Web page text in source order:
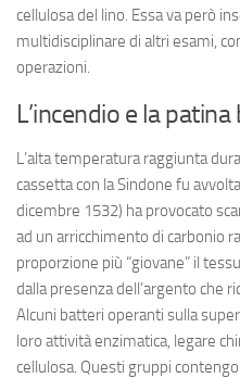
cellulosa del lino. Essa va però
multidisciplinare di altri esami,
operazioni.
L’incendio e la
L’alta temperatura raggiunta
cassetta con la Sindone fu
dicembre 1532) ha provocato
ad un arricchimento di carbonio
proporzione più “giovane” il
dalla presenza dell’argento che
Alcuni batteri operanti sulla
loro attività enzimatica, legare
cellulosa. Questi gruppi